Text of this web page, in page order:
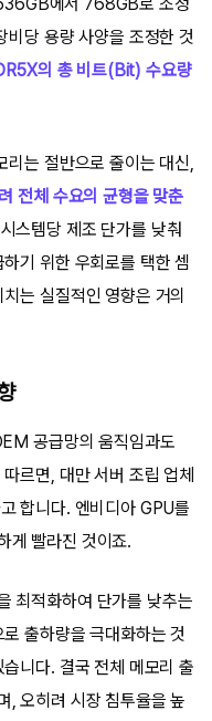
비당 용량 사양을 조정한 것
의 총 비트(Bit) 수요량
리는 절반으로 줄이는 대신,
전체 수요의 균형을 맞춘
스템당 제조 단가를 낮춰
기 위한 우회로를 택한 셈
는 실질적인 영향은 거의
공급망의 움직임과도
르면, 대만 서버 조립 업체
합니다. 엔비디아 GPU를
게 빨라진 것이죠.
최적화하여 단가를 낮추는
출하량을 극대화하는 것
니다. 결국 전체 메모리 출
, 오히려 시장 침투율을 높